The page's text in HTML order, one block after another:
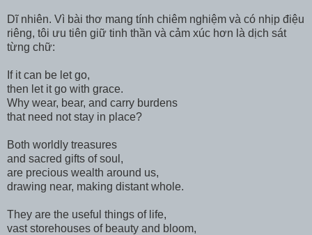
Dĩ nhiên. Vì bài thơ mang tính chiêm nghiệm và có nhịp điệu
riêng, tôi ưu tiên giữ tinh thần và cảm xúc hơn là dịch sát
từng chữ:
If it can be let go,
then let it go with grace.
Why wear, bear, and carry burdens
that need not stay in place?
Both worldly treasures
and sacred gifts of soul,
are precious wealth around us,
drawing near, making distant whole.
They are the useful things of life,
vast storehouses of beauty and bloom,